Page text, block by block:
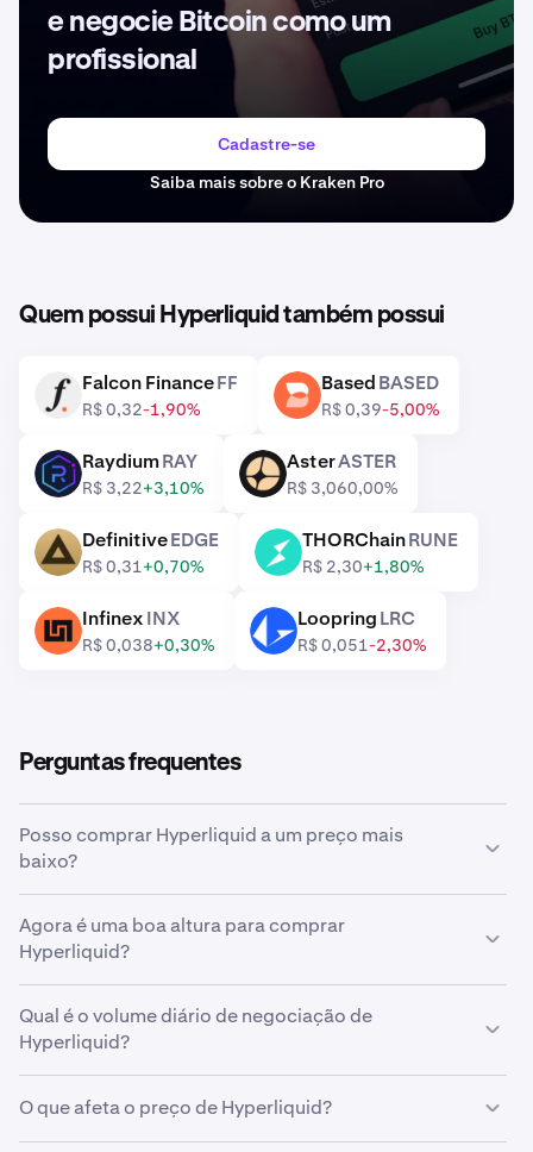
e negocie Bitcoin como um
profissional
Cadastre-se
Saiba mais sobre o Kraken Pro
Quem possui Hyperliquid também possui
FF Falcon FinanceFF
R$ 0,32-1,90%
BASED BasedBASED
R$ 0,39-5,00%
RAY RaydiumRAY
R$ 3,22+3,10%
ASTER AsterASTER
R$ 3,060,00%
EDGE DefinitiveEDGE
R$ 0,31+0,70%
RUNE THORChainRUNE
R$ 2,30+1,80%
INX InfinexINX
R$ 0,038+0,30%
LRC LoopringLRC
R$ 0,051-2,30%
Perguntas frequentes
Posso comprar Hyperliquid a um preço mais
baixo?
comprar automaticamente Hyperliquid se o preço
baixar.
Agora é uma boa altura para comprar
Hyperliquid?
desafiador, e é por isso que muitos investidores optam
porcusto médio em dólares
compras recorrentes, pode acumular Hyperliquid de
forma consistente ao longo do tempo,
Qual é o volume diário de negociação de
Hyperliquid?
R$ 1.607.292.882 na Kraken nas últimas 24 horas.
O que afeta o preço de Hyperliquid?